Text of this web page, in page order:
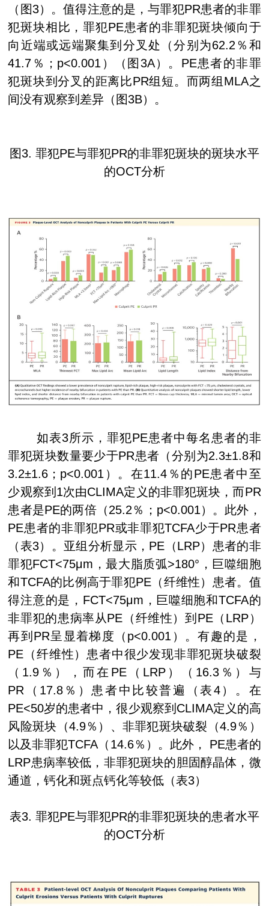
（图3）。值得注意的是，与罪犯PR患者的非罪
犯斑块相比，罪犯PE患者的非罪犯斑块倾向于
向近端或远端聚集到分叉处（分别为62.2 ％和
41.7 ％； p<0.001 ）（图 3A）。 PE患者的非罪
犯斑块到分叉的距离比PR组短。而两组 MLA之
间没有观察到差异（图3B）。
图3. 罪犯PE与罪犯PR的非罪犯斑块的斑块水平
的OCT分析
如表3所示，罪犯PE患者中每名患者的非
罪犯斑块数量要少于PR患者（分别为2.3±1.8和
3.2±1.6 ； p<0.001 ）。在11.4 ％的PE患者中至
少观察到 1次由CLIMA定义的非罪犯斑块，而PR
患者是PE的两倍（25.2 ％； p<0.001）。此外，
PE患者的非罪犯PR或非罪犯TCFA少于PR患者
（表3）。亚组分析显示， PE （LRP）患者的非
罪犯FCT<75μm ，最大脂质弧>180° ，巨噬细胞
和TCFA的比例高于罪犯PE （纤维性）患者。值
得注意的是， FCT<75μm ，巨噬细胞和TCFA的
非罪犯的患病率从PE （纤维性）到 PE（ LRP）
再到 PR呈显着梯度（ p<0.001 ）。有趣的是，
PE （纤维性）患者中很少发现非罪犯斑块破裂
（ 1.9％），而在 PE（ LRP）（ 16.3％）与
PR （ 17.8％）患者中比较普遍（表4）。在
PE<50岁的患者中，很少观察到 CLIMA定义的高
风险斑块（4.9％）、非罪犯斑块破裂（4.9％）
以及非罪犯TCFA （ 14.6％）。此外， PE患者的
LRP患病率较低，非罪犯斑块的胆固醇晶体，微
通道，钙化和斑点钙化等较低（表3）
表3. 罪犯PE与罪犯PR的非罪犯斑块的患者水平
的OCT分析